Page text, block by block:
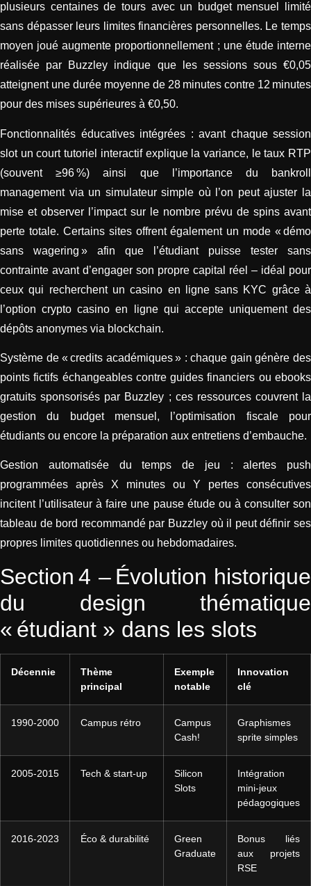
plusieurs centaines de tours avec un budget mensuel limité
sans dépasser leurs limites financières personnelles. Le temps
moyen joué augmente proportionnellement ; une étude interne
réalisée par Buzzley indique que les sessions sous €0,05
atteignent une durée moyenne de 28 minutes contre 12 minutes
pour des mises supérieures à €0,50.
Fonctionnalités éducatives intégrées : avant chaque session
slot un court tutoriel interactif explique la variance, le taux RTP
(souvent ≥96 %) ainsi que l’importance du bankroll
management via un simulateur simple où l’on peut ajuster la
mise et observer l’impact sur le nombre prévu de spins avant
perte totale. Certains sites offrent également un mode « démo
sans wagering » afin que l’étudiant puisse tester sans
contrainte avant d’engager son propre capital réel – idéal pour
ceux qui recherchent un casino en ligne sans KYC grâce à
l’option crypto casino en ligne qui accepte uniquement des
dépôts anonymes via blockchain.
Système de « credits académiques » : chaque gain génère des
points fictifs échangeables contre guides financiers ou ebooks
gratuits sponsorisés par Buzzley ; ces ressources couvrent la
gestion du budget mensuel, l’optimisation fiscale pour
étudiants ou encore la préparation aux entretiens d’embauche.
Gestion automatisée du temps de jeu : alertes push
programmées après X minutes ou Y pertes consécutives
incitent l’utilisateur à faire une pause étude ou à consulter son
tableau de bord recommandé par Buzzley où il peut définir ses
propres limites quotidiennes ou hebdomadaires.
Section 4 – Évolution historique
du design thématique
« étudiant » dans les slots
Décennie
Thème
principal
Exemple
notable
Innovation
clé
1990‑2000 Campus rétro
Campus
Cash!
Graphismes
sprite simples
2005‑2015 Tech & start‑up
Silicon
Slots
Intégration
mini‑jeux
pédagogiques
2016‑2023 Éco & durabilité
Green
Graduate
Bonus liés
aux projets
RSE